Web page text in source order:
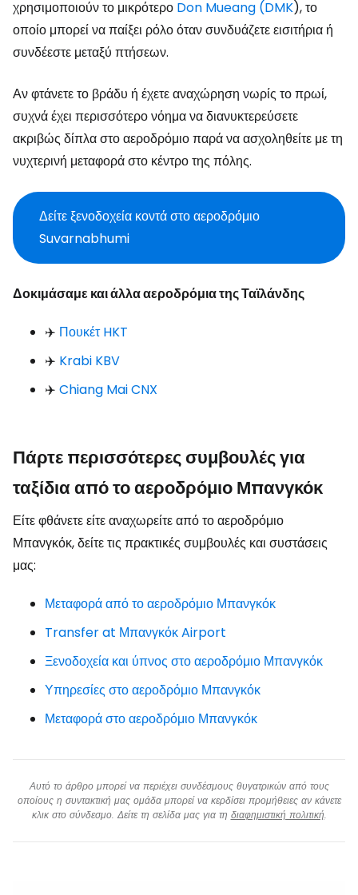
χρησιμοποιούν το μικρότερο Don Mueang (DMK), το
οποίο μπορεί να παίξει ρόλο όταν συνδυάζετε εισιτήρια ή
συνδέεστε μεταξύ πτήσεων.
Αν φτάνετε το βράδυ ή έχετε αναχώρηση νωρίς το πρωί,
συχνά έχει περισσότερο νόημα να διανυκτερεύσετε
ακριβώς δίπλα στο αεροδρόμιο παρά να ασχοληθείτε με τη
νυχτερινή μεταφορά στο κέντρο της πόλης.
Δείτε ξενοδοχεία κοντά στο αεροδρόμιο
Suvarnabhumi
Δοκιμάσαμε και άλλα αεροδρόμια της Ταϊλάνδης
✈️ Πουκέτ HKT
✈️ Krabi KBV
✈️ Chiang Mai CNX
Πάρτε περισσότερες συμβουλές για
ταξίδια από το αεροδρόμιο Μπανγκόκ
Είτε φθάνετε είτε αναχωρείτε από το αεροδρόμιο
Μπανγκόκ, δείτε τις πρακτικές συμβουλές και συστάσεις
μας:
Μεταφορά από το αεροδρόμιο Μπανγκόκ
Transfer at Μπανγκόκ Airport
Ξενοδοχεία και ύπνος στο αεροδρόμιο Μπανγκόκ
Υπηρεσίες στο αεροδρόμιο Μπανγκόκ
Μεταφορά στο αεροδρόμιο Μπανγκόκ
Αυτό το άρθρο μπορεί να περιέχει συνδέσμους θυγατρικών από τους
οποίους η συντακτική μας ομάδα μπορεί να κερδίσει προμήθειες αν κάνετε
κλικ στο σύνδεσμο. Δείτε τη σελίδα μας για τη διαφημιστική πολιτική.